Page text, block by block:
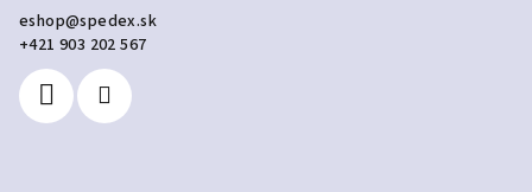
eshop@spedex.sk
+421 903 202 567